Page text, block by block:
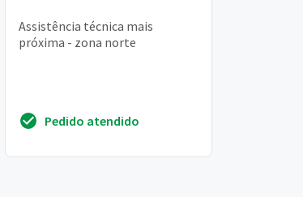
Assistência técnica mais
próxima - zona norte
Pedido atendido